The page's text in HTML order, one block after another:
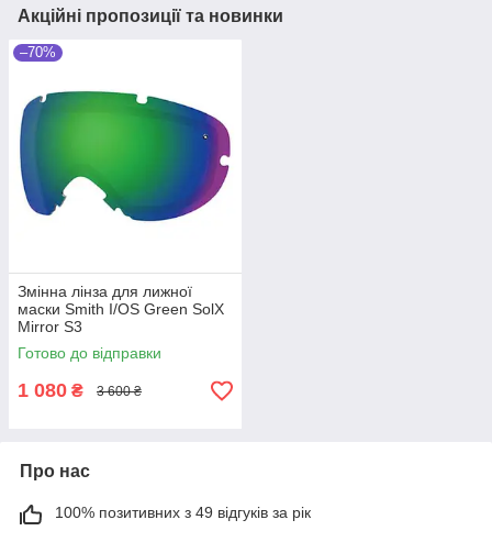
Акційні пропозиції та новинки
–70%
Змінна лінза для лижної
маски Smith I/OS Green SolX
Mirror S3
Готово до відправки
1 080 ₴ 3 600 ₴
Про нас
100% позитивних з 49 відгуків за рік